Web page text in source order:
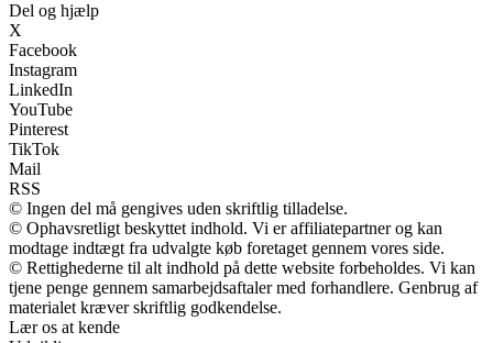
Del og hjælp
X
Facebook
Instagram
LinkedIn
YouTube
Pinterest
TikTok
Mail
RSS
© Ingen del må gengives uden skriftlig tilladelse.
© Ophavsretligt beskyttet indhold. Vi er affiliatepartner og kan
modtage indtægt fra udvalgte køb foretaget gennem vores side.
© Rettighederne til alt indhold på dette website forbeholdes. Vi kan
tjene penge gennem samarbejdsaftaler med forhandlere. Genbrug af
materialet kræver skriftlig godkendelse.
Lær os at kende